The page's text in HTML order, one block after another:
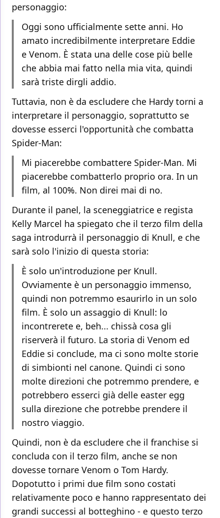
personaggio:
Oggi sono ufficialmente sette anni. Ho
amato incredibilmente interpretare Eddie
e Venom. È stata una delle cose più belle
che abbia mai fatto nella mia vita, quindi
sarà triste dirgli addio.
Tuttavia, non è da escludere che Hardy torni a
interpretare il personaggio, soprattutto se
dovesse esserci l'opportunità che combatta
Spider-Man:
Mi piacerebbe combattere Spider-Man. Mi
piacerebbe combatterlo proprio ora. In un
film, al 100%. Non direi mai di no.
Durante il panel, la sceneggiatrice e regista
Kelly Marcel ha spiegato che il terzo film della
saga introdurrà il personaggio di Knull, e che
sarà solo l'inizio di questa storia:
È solo un'introduzione per Knull.
Ovviamente è un personaggio immenso,
quindi non potremmo esaurirlo in un solo
film. È solo un assaggio di Knull: lo
incontrerete e, beh... chissà cosa gli
riserverà il futuro. La storia di Venom ed
Eddie si conclude, ma ci sono molte storie
di simbionti nel canone. Quindi ci sono
molte direzioni che potremmo prendere, e
potrebbero esserci già delle easter egg
sulla direzione che potrebbe prendere il
nostro viaggio.
Quindi, non è da escludere che il franchise si
concluda con il terzo film, anche se non
dovesse tornare Venom o Tom Hardy.
Dopotutto i primi due film sono costati
relativamente poco e hanno rappresentato dei
grandi successi al botteghino - e questo terzo